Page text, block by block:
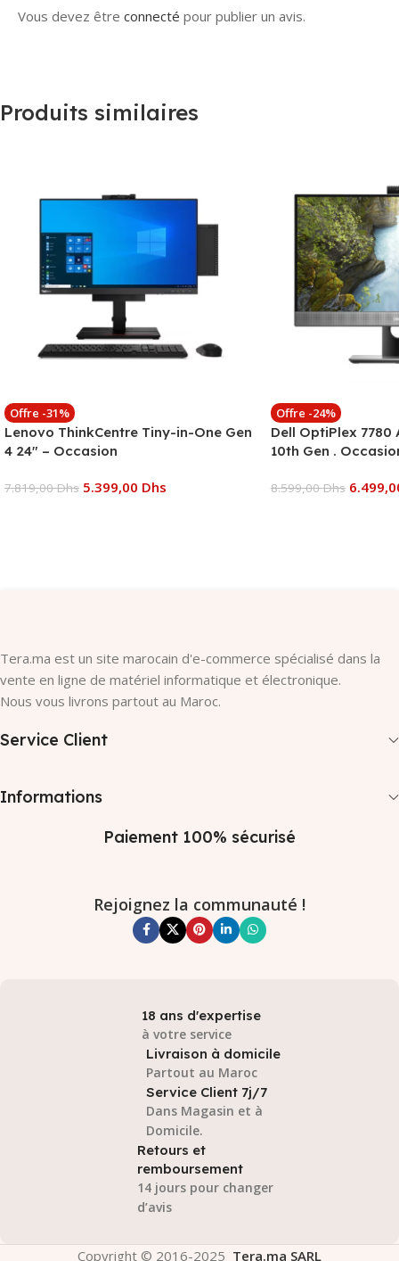
Vous devez être connecté pour publier un avis.
Produits similaires
Offre -31%
Lenovo ThinkCentre Tiny-in-One Gen
4 24″ – Occasion
7.819,00Dhs 5.399,00 Dhs
Offre -24%
Dell OptiPlex 7780
10th Gen .
8.599,00Dhs
Tera.ma est un site marocain d'e-commerce spécialisé dans la
vente en ligne de matériel informatique et électronique.
Nous vous livrons partout au Maroc.
Service Client
Informations
Paiement 100% sécurisé
Rejoignez la communauté !
18 ans d'expertise
à votre service
Livraison à domicile
Partout au Maroc
Service Client 7j/7
Dans Magasin et à
Domicile.
Retours et
remboursement
14 jours pour changer
d’avis
Copyright © 2016-2025 Tera.ma SARL